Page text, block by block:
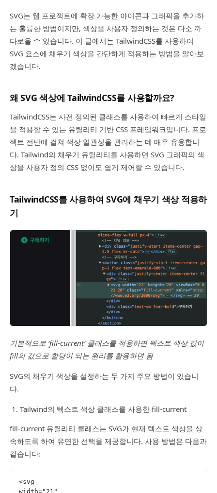
SVG는 웹 프로젝트에 확장 가능한 아이콘과 그래픽을 추가하
는 훌륭한 방법이지만, 색상을 사용자 정의하는 것은 다소 까
다로울 수 있습니다. 이 글에서는 TailwindCSS를 사용하여
SVG 요소에 채우기 색상을 간단하게 적용하는 방법을 알아보
겠습니다.
왜 SVG 색상에 TailwindCSS를 사용할까요?
TailwindCSS는 사전 정의된 클래스를 사용하여 빠르게 스타일
을 적용할 수 있는 유틸리티 기반 CSS 프레임워크입니다. 프로
젝트 전반에 걸쳐 색상 일관성을 관리하는 데 매우 유용합니
다. Tailwind의 채우기 유틸리티를 사용하면 SVG 그래픽의 색
상을 사용자 정의 CSS 없이도 쉽게 제어할 수 있습니다.
TailwindCSS를 사용하여 SVG에 채우기 색상 적용하
기
기본적으로 ‘fill-current’ 클래스를 적용하면 텍스트 색상 값이
fill의 값으로 할당이 되는 원리를 활용하면 됨
SVG의 채우기 색상을 설정하는 두 가지 주요 방법이 있습니
다.
Tailwind의 텍스트 색상 클래스를 사용한 fill-current
fill-current 유틸리티 클래스는 SVG가 현재 텍스트 색상을 상
속하도록 하여 유연한 선택을 제공합니다. 사용 방법은 다음과
같습니다:
<svg
width="21"